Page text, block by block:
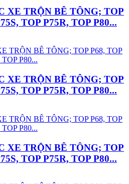
XE TRỘN BÊ TÔNG; TOP
TOP P75R, TOP P80...
XE TRỘN BÊ TÔNG; TOP
TOP P75R, TOP P80...
XE TRỘN BÊ TÔNG; TOP
TOP P75R, TOP P80...